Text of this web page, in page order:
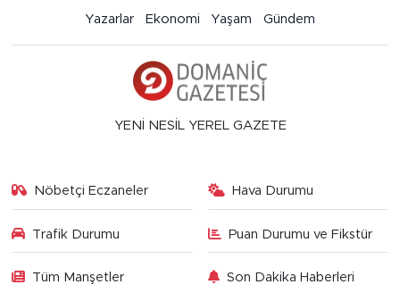
Yazarlar Ekonomi Yaşam Gündem
YENİ NESİL YEREL GAZETE
Nöbetçi Eczaneler Hava Durumu
Trafik Durumu Puan Durumu ve Fikstür
Tüm Manşetler Son Dakika Haberleri